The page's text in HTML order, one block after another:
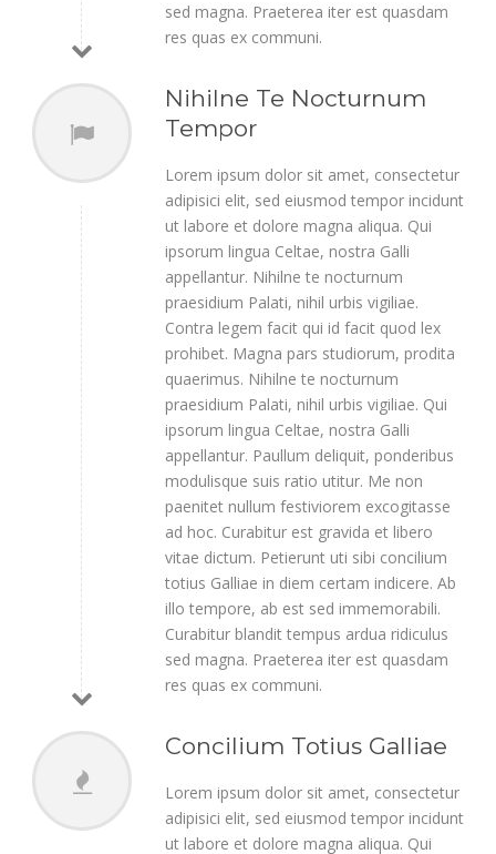
sed magna. Praeterea iter est quasdam
res quas ex communi.
Nihilne Te Nocturnum
Tempor
Lorem ipsum dolor sit amet, consectetur
adipisici elit, sed eiusmod tempor incidunt
ut labore et dolore magna aliqua. Qui
ipsorum lingua Celtae, nostra Galli
appellantur. Nihilne te nocturnum
praesidium Palati, nihil urbis vigiliae.
Contra legem facit qui id facit quod lex
prohibet. Magna pars studiorum, prodita
quaerimus. Nihilne te nocturnum
praesidium Palati, nihil urbis vigiliae. Qui
ipsorum lingua Celtae, nostra Galli
appellantur. Paullum deliquit, ponderibus
modulisque suis ratio utitur. Me non
paenitet nullum festiviorem excogitasse
ad hoc. Curabitur est gravida et libero
vitae dictum. Petierunt uti sibi concilium
totius Galliae in diem certam indicere. Ab
illo tempore, ab est sed immemorabili.
Curabitur blandit tempus ardua ridiculus
sed magna. Praeterea iter est quasdam
res quas ex communi.
Concilium Totius Galliae
Lorem ipsum dolor sit amet, consectetur
adipisici elit, sed eiusmod tempor incidunt
ut labore et dolore magna aliqua. Qui